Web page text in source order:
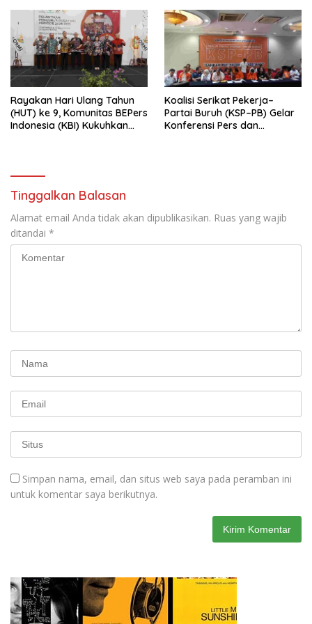
Rayakan Hari Ulang Tahun
(HUT) ke 9, Komunitas BEPers
Indonesia (KBI) Kukuhkan
Pengembangan Organisasi
KBI yang Berbasis Riset di
seluruh Indonesia dan
Mancanegara”.
Koalisi Serikat Pekerja–
Partai Buruh (KSP–PB) Gelar
Konferensi Pers dan
Tinggalkan Balasan
Alamat email Anda tidak akan dipublikasikan. Ruas yang wajib
ditandai *
Simpan nama, email, dan situs web saya pada peramban ini
untuk komentar saya berikutnya.